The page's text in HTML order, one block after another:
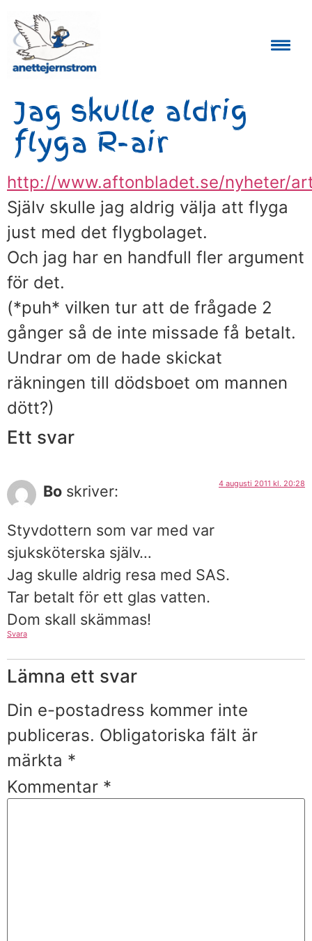
Jag skulle aldrig
flyga R-air
http://www.aftonbladet.se/nyheter/
Själv skulle jag aldrig välja att flyga
just med det flygbolaget.
Och jag har en handfull fler argument
för det.
(*puh* vilken tur att de frågade 2
gånger så de inte missade få betalt.
Undrar om de hade skickat
räkningen till dödsboet om mannen
dött?)
Ett svar
Bo skriver: 4 augusti 2011 kl. 20:28
Styvdottern som var med var
sjuksköterska själv…
Jag skulle aldrig resa med SAS.
Tar betalt för ett glas vatten.
Dom skall skämmas!
Svara
Lämna ett svar
Din e-postadress kommer inte
publiceras. Obligatoriska fält är
märkta *
Kommentar *